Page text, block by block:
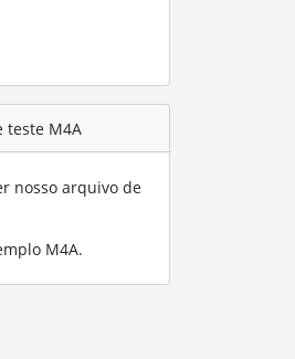
teste M4A
nosso arquivo de
M4A.